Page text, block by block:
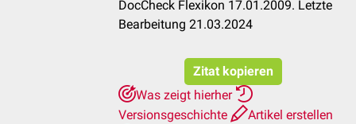
DocCheck Flexikon 17.01.2009. Letzte
Bearbeitung 21.03.2024
Zitat kopieren
Was zeigt hierher
Versionsgeschichte
Artikel erstellen